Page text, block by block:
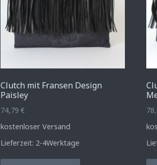
Clutch mit Fransen Design
Paisley
74,79 €
kostenloser Versand
Lieferzeit: 2-4Werktage